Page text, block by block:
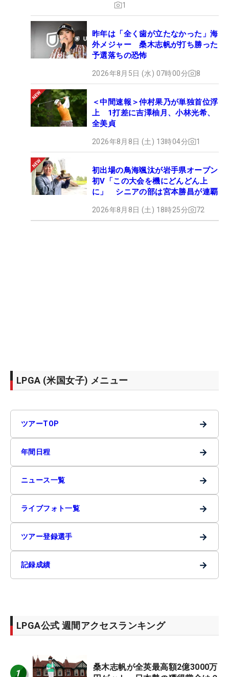
1
昨年は「全く歯が立たなかった」海
外メジャー 桑木志帆が打ち勝った
予選落ちの恐怖
2026年8月5日 (水) 07時00分 8
＜中間速報＞仲村果乃が単独首位浮
上 1打差に吉澤柚月、小林光希、
全美貞
2026年8月8日 (土) 13時04分 1
初出場の鳥海颯汰が岩手県オープン
初V「この大会を機にどんどん上
に」 シニアの部は宮本勝昌が連覇
2026年8月8日 (土) 18時25分 72
LPGA (米国女子) メニュー
ツアーTOP →
年間日程 →
ニュース一覧 →
ライブフォト一覧 →
ツアー登録選手 →
記録成績 →
LPGA公式 週間アクセスランキング
1
桑木志帆が全英最高額2億3000万